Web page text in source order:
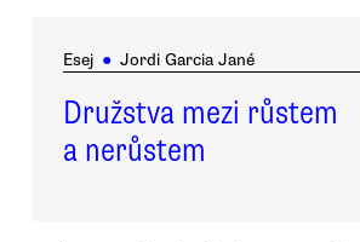
Esej ● Jordi Garcia Jané
Družstva mezi růstem
a nerůstem